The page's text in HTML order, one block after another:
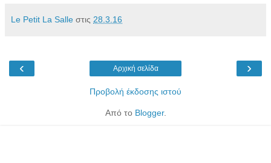
Le Petit La Salle στις 28.3.16
‹ ›
Αρχική σελίδα
Προβολή έκδοσης ιστού
Από το Blogger.